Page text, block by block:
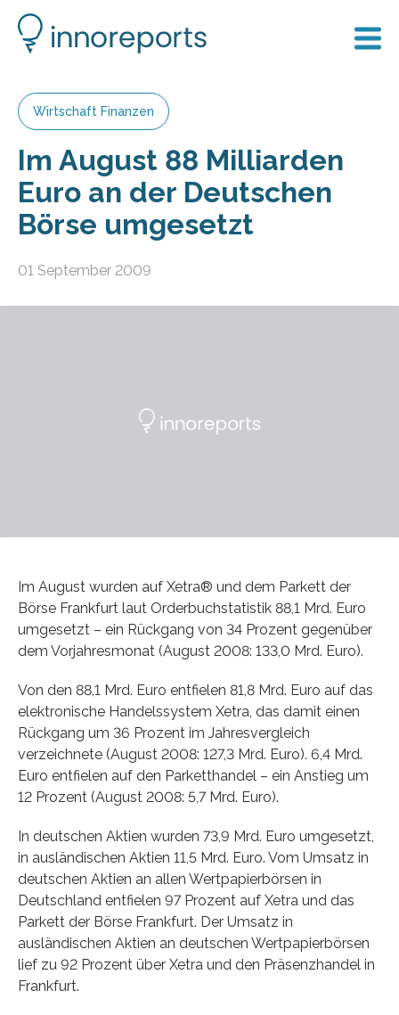
Wirtschaft Finanzen
Im August 88 Milliarden
Euro an der Deutschen
Börse umgesetzt
01 September 2009
Im August wurden auf Xetra® und dem Parkett der
Börse Frankfurt laut Orderbuchstatistik 88,1 Mrd. Euro
umgesetzt – ein Rückgang von 34 Prozent gegenüber
dem Vorjahresmonat (August 2008: 133,0 Mrd. Euro).
Von den 88,1 Mrd. Euro entfielen 81,8 Mrd. Euro auf das
elektronische Handelssystem Xetra, das damit einen
Rückgang um 36 Prozent im Jahresvergleich
verzeichnete (August 2008: 127,3 Mrd. Euro). 6,4 Mrd.
Euro entfielen auf den Parketthandel – ein Anstieg um
12 Prozent (August 2008: 5,7 Mrd. Euro).
In deutschen Aktien wurden 73,9 Mrd. Euro umgesetzt,
in ausländischen Aktien 11,5 Mrd. Euro. Vom Umsatz in
deutschen Aktien an allen Wertpapierbörsen in
Deutschland entfielen 97 Prozent auf Xetra und das
Parkett der Börse Frankfurt. Der Umsatz in
ausländischen Aktien an deutschen Wertpapierbörsen
lief zu 92 Prozent über Xetra und den Präsenzhandel in
Frankfurt.